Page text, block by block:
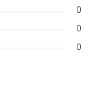
0
0
0